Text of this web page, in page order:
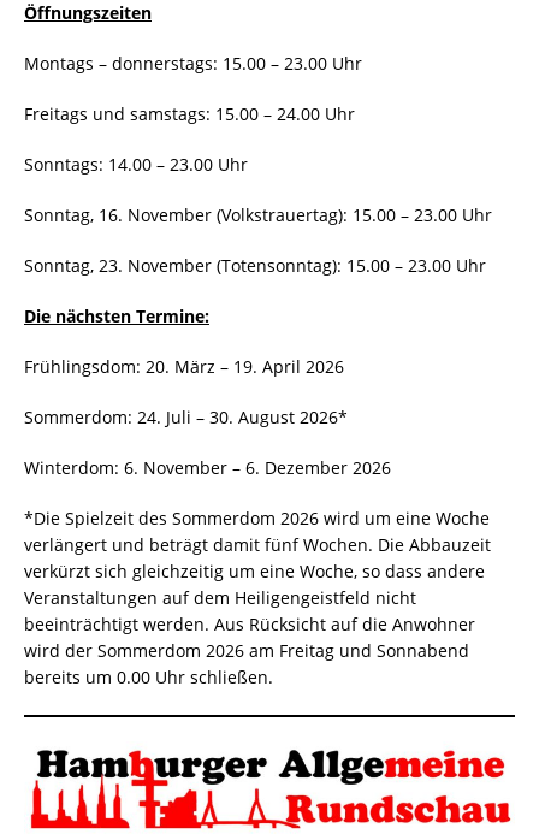
Öffnungszeiten
Montags – donnerstags: 15.00 – 23.00 Uhr
Freitags und samstags: 15.00 – 24.00 Uhr
Sonntags: 14.00 – 23.00 Uhr
Sonntag, 16. November (Volkstrauertag): 15.00 – 23.00 Uhr
Sonntag, 23. November (Totensonntag): 15.00 – 23.00 Uhr
Die nächsten Termine:
Frühlingsdom: 20. März – 19. April 2026
Sommerdom: 24. Juli – 30. August 2026*
Winterdom: 6. November – 6. Dezember 2026
*Die Spielzeit des Sommerdom 2026 wird um eine Woche
verlängert und beträgt damit fünf Wochen. Die Abbauzeit
verkürzt sich gleichzeitig um eine Woche, so dass andere
Veranstaltungen auf dem Heiligengeistfeld nicht
beeinträchtigt werden. Aus Rücksicht auf die Anwohner
wird der Sommerdom 2026 am Freitag und Sonnabend
bereits um 0.00 Uhr schließen.